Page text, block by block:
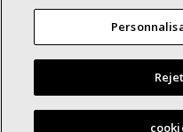
©2026 Lennox
Déclaration